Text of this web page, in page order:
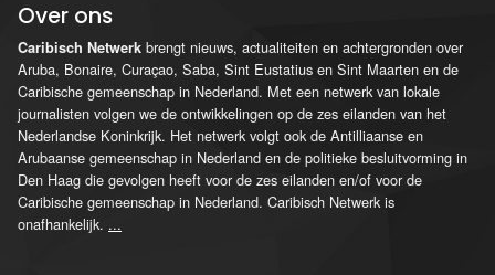
Over ons
Caribisch Netwerk brengt nieuws, actualiteiten en achtergronden over
Aruba, Bonaire, Curaçao, Saba, Sint Eustatius en Sint Maarten en de
Caribische gemeenschap in Nederland. Met een netwerk van lokale
journalisten volgen we de ontwikkelingen op de zes eilanden van het
Nederlandse Koninkrijk. Het netwerk volgt ook de Antilliaanse en
Arubaanse gemeenschap in Nederland en de politieke besluitvorming in
Den Haag die gevolgen heeft voor de zes eilanden en/of voor de
Caribische gemeenschap in Nederland. Caribisch Netwerk is
onafhankelijk. ...